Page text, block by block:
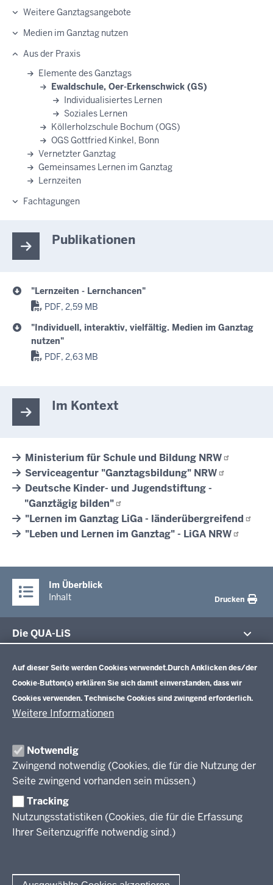
Auf dieser Seite werden Cookies verwendet.Durch Anklicken des/der
Cookie-Button(s) erklären Sie sich damit einverstanden, dass wir
Cookies verwenden. Technische Cookies sind zwingend erforderlich.
Weitere Informationen
Notwendig
Zwingend notwendig (Cookies, die für die Nutzung der
Seite zwingend vorhanden sein müssen.)
Tracking
Nutzungsstatistiken (Cookies, die für die Erfassung
Ihrer Seitenzugriffe notwendig sind.)
Weitere Ganztagsangebote
Medien im Ganztag nutzen
Aus der Praxis
Elemente des Ganztags
Ewaldschule, Oer-Erkenschwick (GS)
Individualisiertes Lernen
Soziales Lernen
Köllerholzschule Bochum (OGS)
OGS Gottfried Kinkel, Bonn
Vernetzter Ganztag
Gemeinsames Lernen im Ganztag
Lernzeiten
Fachtagungen
Publikationen
"Lernzeiten - Lernchancen"
PDF, 2,59 MB
"Individuell, interaktiv, vielfältig. Medien im Ganztag
nutzen"
PDF, 2,63 MB
Im Kontext
Ministerium für Schule und Bildung NRW
Serviceagentur "Ganztagsbildung" NRW
Deutsche Kinder- und Jugendstiftung -
"Ganztägig bilden"
"Lernen im Ganztag LiGa - länderübergreifend
"Leben und Lernen im Ganztag" - LiGA NRW
Im Überblick
Inhalt
Drucken
Die QUA-LiS
Veröffentlichungen
Leitbild
Stellenangebote
Über uns
Schulentwicklung NRW
Schulentwicklung
Unterricht
Professionalisierung
Standardsicherung NRW
Berufsbildung NRW
Erwachsenenbildung
Wir über uns
Berichtswesen Weiterbildung
Amtsblattabonnieren